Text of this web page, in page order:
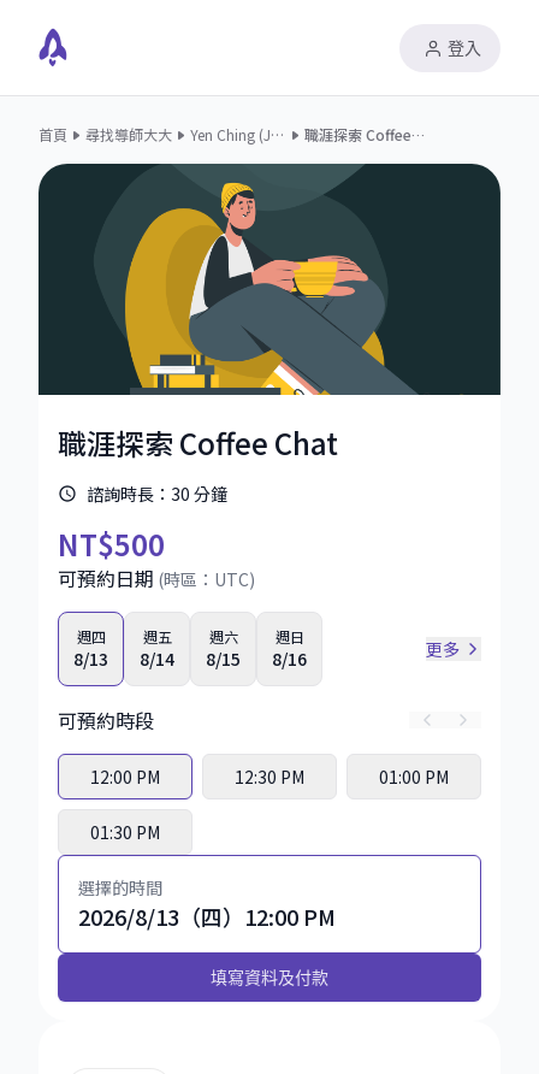
登入
首頁 尋找導師大大 Yen Ching (Jerry) 職涯探索 Coffee Chat
職涯探索 Coffee Chat
諮詢時長： 30 分鐘
NT$500
可預約日期 (時區： UTC)
週四
8/13
週五
8/14
週六
8/15
週日
8/16 更多
可預約時段
12:00 PM 12:30 PM 01:00 PM
01:30 PM
選擇的時間
2026/8/13（四）12:00 PM
填寫資料及付款